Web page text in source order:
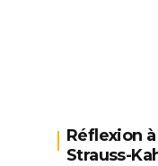
Réflexion
Strauss-